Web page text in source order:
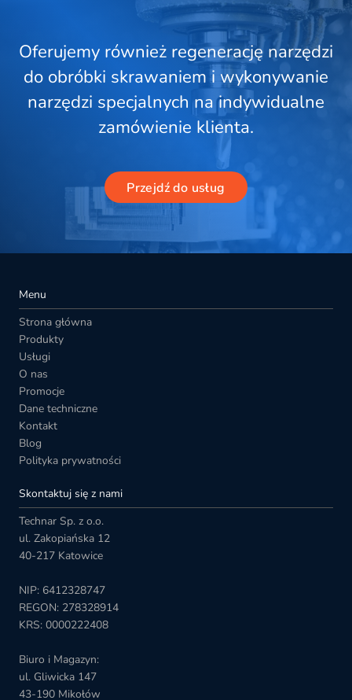
Oferujemy również regenerację narzędzi
do obróbki skrawaniem i wykonywanie
narzędzi specjalnych na indywidualne
zamówienie klienta.
Przejdź do usług
Menu
Strona główna
Produkty
Usługi
O nas
Promocje
Dane techniczne
Kontakt
Blog
Polityka prywatności
Skontaktuj się z nami
Technar Sp. z o.o.
ul. Zakopiańska 12
40-217 Katowice
NIP: 6412328747
REGON: 278328914
KRS: 0000222408
Biuro i Magazyn:
ul. Gliwicka 147
43-190 Mikołów